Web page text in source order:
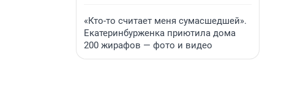
«Кто-то считает меня сумасшедшей».
Екатеринбурженка приютила дома
200 жирафов — фото и видео